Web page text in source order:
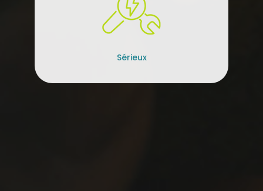
Sérieux